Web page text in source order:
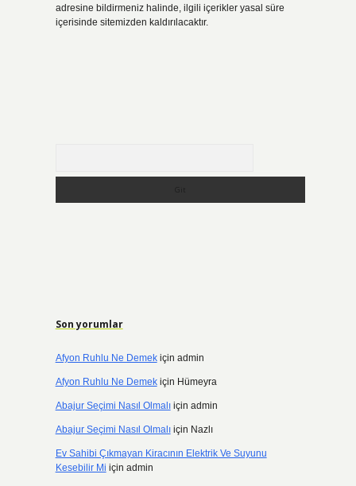
adresine bildirmeniz halinde, ilgili içerikler yasal süre
içerisinde sitemizden kaldırılacaktır.
Son yorumlar
Afyon Ruhlu Ne Demekiçin admin
Afyon Ruhlu Ne Demekiçin Hümeyra
Abajur Seçimi Nasıl Olmalıiçin admin
Abajur Seçimi Nasıl Olmalıiçin Nazlı
Ev Sahibi Çıkmayan Kiracının Elektrik Ve Suyunu
Kesebilir Mi için admin